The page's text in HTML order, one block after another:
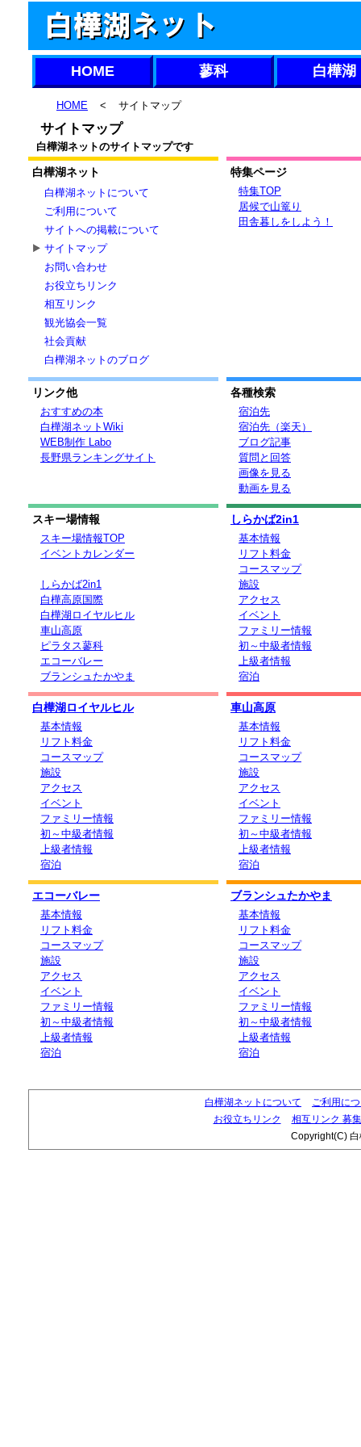
HOME 蓼科 白樺湖
HOME < サイトマップ
サイトマップ
白樺湖ネットのサイトマップです
白樺湖ネット
白樺湖ネットについて
ご利用について
サイトへの掲載について
サイトマップ
お問い合わせ
お役立ちリンク
相互リンク
観光協会一覧
社会貢献
白樺湖ネットのブログ
特集ページ
特集TOP
居候で山篭り
田舎暮しをしよう！
リンク他
おすすめの本
白樺湖ネットWiki
WEB制作 Labo
長野県ランキングサイト
各種検索
宿泊先
宿泊先（楽天）
ブログ記事
質問と回答
画像を見る
動画を見る
スキー場情報
スキー場情報TOP
イベントカレンダー
しらかば2in1
白樺高原国際
白樺湖ロイヤルヒル
車山高原
ピラタス蓼科
エコーバレー
ブランシュたかやま
しらかば2in1
基本情報
リフト料金
コースマップ
施設
アクセス
イベント
ファミリー情報
初～中級者情報
上級者情報
宿泊
白樺湖ロイヤルヒル
基本情報
リフト料金
コースマップ
施設
アクセス
イベント
ファミリー情報
初～中級者情報
上級者情報
宿泊
車山高原
基本情報
リフト料金
コースマップ
施設
アクセス
イベント
ファミリー情報
初～中級者情報
上級者情報
宿泊
エコーバレー
基本情報
リフト料金
コースマップ
施設
アクセス
イベント
ファミリー情報
初～中級者情報
上級者情報
宿泊
ブランシュたかやま
基本情報
リフト料金
コースマップ
施設
アクセス
イベント
ファミリー情報
初～中級者情報
上級者情報
宿泊
白樺湖ネットについて
ご利用に
お役立ちリンク
相互リンク 募
Copyright(C)